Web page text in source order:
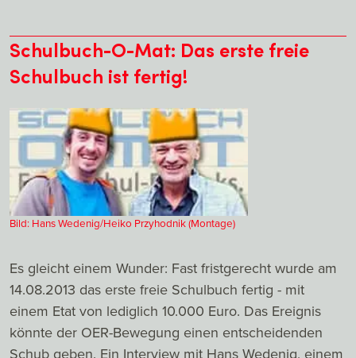
Schulbuch-O-Mat: Das erste freie
Schulbuch ist fertig!
Bild: Hans Wedenig/Heiko Przyhodnik (Montage)
Es gleicht einem Wunder: Fast fristgerecht wurde am
14.08.2013 das erste freie Schulbuch fertig - mit
einem Etat von lediglich 10.000 Euro. Das Ereignis
könnte der OER-Bewegung einen entscheidenden
Schub geben. Ein Interview mit Hans Wedenig, einem